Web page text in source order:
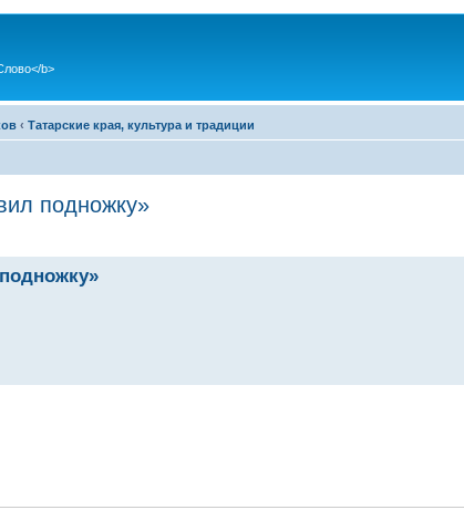
b>
‹ Татарские края, культура и традиции
подножку»